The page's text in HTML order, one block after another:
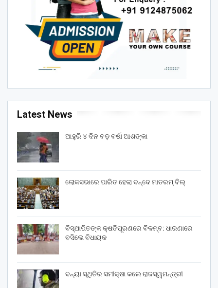
Latest News
ଆହୁରି ୪ ଦିନ ବଡ଼ ବର୍ଷା ଆଶଙ୍କା
ଲୋକସଭାରେ ପାରିତ ହେଲା ବନ୍ଦେ ମାତରମ୍‌ ବିଲ୍‌
ବିସ୍ଥାପିତଙ୍କ କ୍ଷତିପୂରଣରେ ବିଳମ୍ବ: ଧାରଣାରେ
ବସିଲେ ବିଧାୟକ
ବନ୍ୟା ସ୍ଥିତିର ସମୀକ୍ଷା କଲେ ରାଜସ୍ୱମନ୍ତ୍ରୀ